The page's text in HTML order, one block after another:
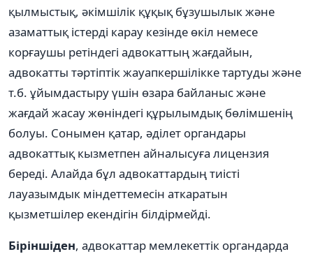
қылмыстық, әкімшілік құқық бұзушылык және
азаматтық істерді карау кезінде өкіл немесе
корғаушы ретіндегі адвокаттың жағдайын,
адвокатты тәртіптік жауапкершілікке тартуды және
т.б. ұйымдастыру үшін өзара байланыс және
жағдай жасау жөніндегі құрылымдық бөлімшенің
болуы. Сонымен қатар, әділет органдары
адвокаттық кызметпен айналысуға лицензия
береді. Алайда бұл адвокаттардың тиісті
лауазымдык міндеттемесін аткаратын
қызметшілер екендігін білдірмейді.
Біріншіден, адвокаттар мемлекеттік органдарда